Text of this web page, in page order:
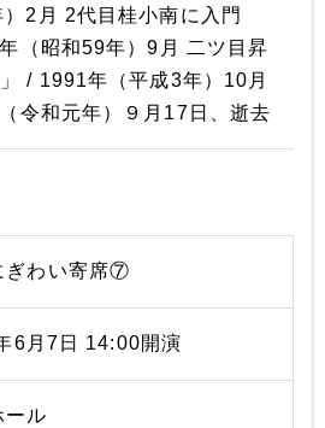
2月 2代目桂小南に入門
（昭和59年）9月 二ツ目昇
/ 1991年（平成3年）10月
令和元年）９月17日、逝去
ぎわい寄席⑦
6月7日 14:00開演
ール